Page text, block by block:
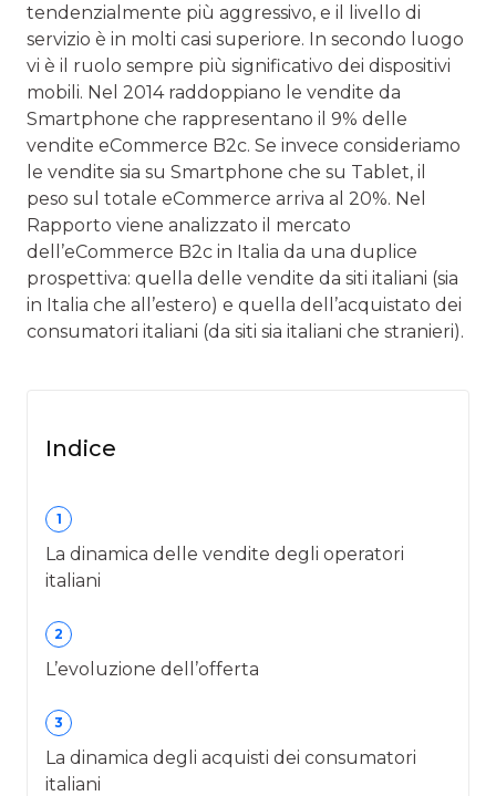
tendenzialmente più aggressivo, e il livello di
servizio è in molti casi superiore. In secondo luogo
vi è il ruolo sempre più significativo dei dispositivi
mobili. Nel 2014 raddoppiano le vendite da
Smartphone che rappresentano il 9% delle
vendite eCommerce B2c. Se invece consideriamo
le vendite sia su Smartphone che su Tablet, il
peso sul totale eCommerce arriva al 20%. Nel
Rapporto viene analizzato il mercato
dell’eCommerce B2c in Italia da una duplice
prospettiva: quella delle vendite da siti italiani (sia
in Italia che all’estero) e quella dell’acquistato dei
consumatori italiani (da siti sia italiani che stranieri).
Indice
1
La dinamica delle vendite degli operatori
italiani
2
L’evoluzione dell’offerta
3
La dinamica degli acquisti dei consumatori
italiani